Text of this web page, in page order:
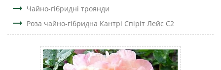
trending_flat Чайно-гібридні троянди
trending_flat Роза чайно-гібридна Кантрі Спіріт Лейс С2